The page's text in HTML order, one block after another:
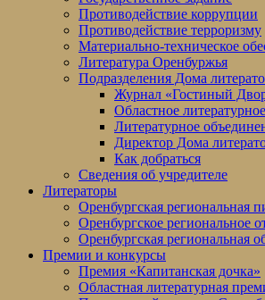
Противодействие коррупции
Противодействие терроризму
Материально-техническое
Литература Оренбуржья
Подразделения Дома
Журнал «Гостиный
Областное
Литературное
Директор Дома
Как добраться
Сведения об учредителе
Литераторы
Оренбургская региональная
Оренбургское региональное
Оренбургская региональная
Премии и конкурсы
Премия «Капитанская дочка»
Областная литературная